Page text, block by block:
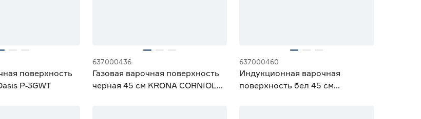
поверхность
P‑3GWT
637000436
Газовая варочная поверхность
черная 45 см KRONA CORNIOLA
637000460
Индукционная варочная
поверхность бел 45 см